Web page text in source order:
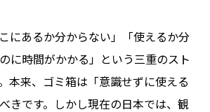
にあるか分からない」「使えるか分
に時間がかかる」という三重のスト
本来、ゴミ箱は「意識せずに使える
きです。しかし現在の日本では、観